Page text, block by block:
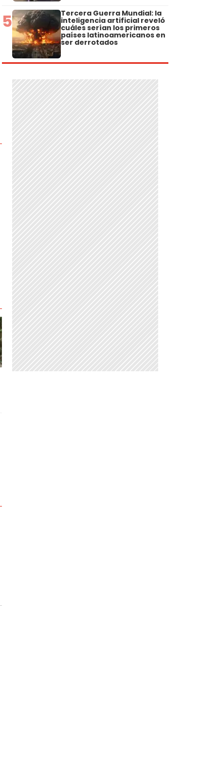
5 Tercera Guerra Mundial: la
inteligencia artificial reveló
cuáles serían los primeros
países latinoamericanos en
ser derrotados